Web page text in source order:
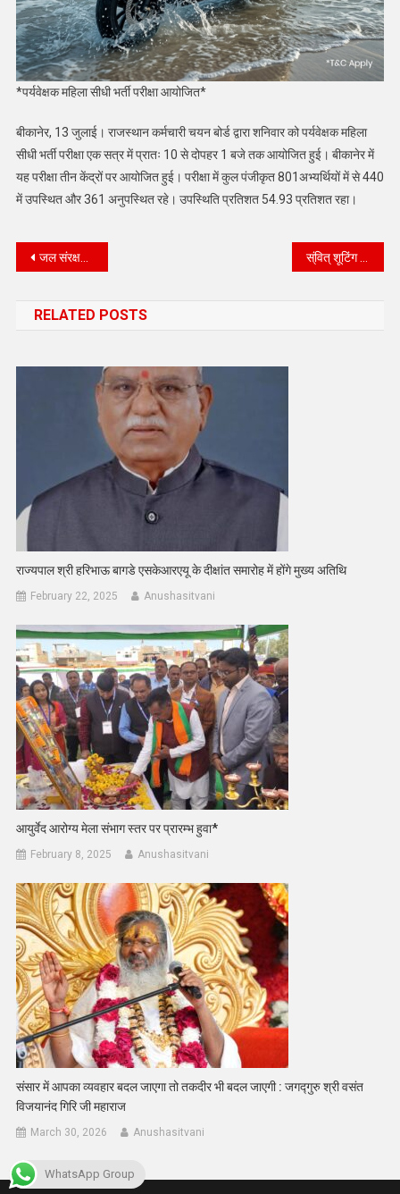
*पर्यवेक्षक महिला सीधी भर्ती परीक्षा आयोजित*
बीकानेर, 13 जुलाई। राजस्थान कर्मचारी चयन बोर्ड द्वारा शनिवार को पर्यवेक्षक महिला
सीधी भर्ती परीक्षा एक सत्र में प्रातः 10 से दोपहर 1 बजे तक आयोजित हुई। बीकानेर में
यह परीक्षा तीन केंद्रों पर आयोजित हुई। परीक्षा में कुल पंजीकृत 801अभ्यर्थियों में से 440
में उपस्थित और 361 अनुपस्थित रहे। उपस्थिति प्रतिशत 54.93 प्रतिशत रहा।
Post
जल संरक्षण की मुहीम से सहेजेंगे एक करोड़ लीटर वर्षा जल
RELATED POSTS
राज्यपाल श्री हरिभाऊ बागडे एसकेआरएयू के दीक्षांत समारोह में होंगे मुख्य अतिथि
February 22, 2025 Anushasitvani
आयुर्वेद आरोग्य मेला संभाग स्तर पर प्रारम्भ हुवा*
February 8, 2025 Anushasitvani
संसार में आपका व्यवहार बदल जाएगा तो तकदीर भी बदल जाएगी : जगद्गुरु श्री वसंत
विजयानंद गिरि जी महाराज
March 30, 2026 Anushasitvani
WhatsApp Group